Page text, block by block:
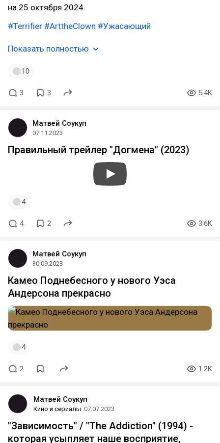
на 25 октября 2024.
#Terrifier #ArttheClown #Ужасающий
Показать полностью
10
3 3 5.4K
Матвей Соукуп
07.11.2023
Правильный трейлер "Догмена" (2023)
4
4 2 3.6K
Матвей Соукуп
30.09.2023
Камео Поднебесного у нового Уэса
Андерсона прекрасно
4
2 1.2K
Матвей Соукуп
Кино и сериалы 07.07.2023
"Зависимость" / "The Addiction" (1994) -
которая усыпляет наше восприятие,